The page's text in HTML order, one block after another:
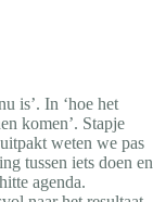
is’. In ‘hoe het
komen’. Stapje
weten we pas
tussen iets doen en
agenda.